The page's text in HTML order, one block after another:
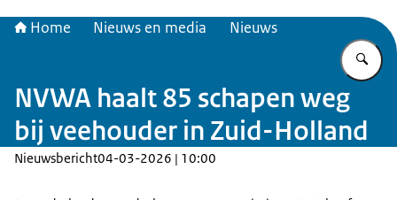
Home Nieuws en media Nieuws
NVWA haalt 85 schapen weg
bij veehouder in Zuid-Holland
Nieuwsbericht04-03-2026 | 10:00